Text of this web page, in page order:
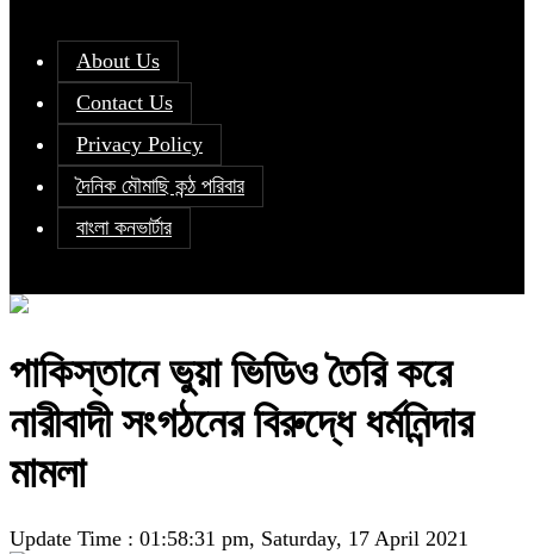
About Us
Contact Us
Privacy Policy
দৈনিক মৌমাছি কন্ঠ পরিবার
বাংলা কনভার্টার
পাকিস্তানে ভুয়া ভিডিও তৈরি করে
নারীবাদী সংগঠনের বিরুদ্ধে ধর্মনিন্দার
মামলা
Update Time : 01:58:31 pm, Saturday, 17 April 2021